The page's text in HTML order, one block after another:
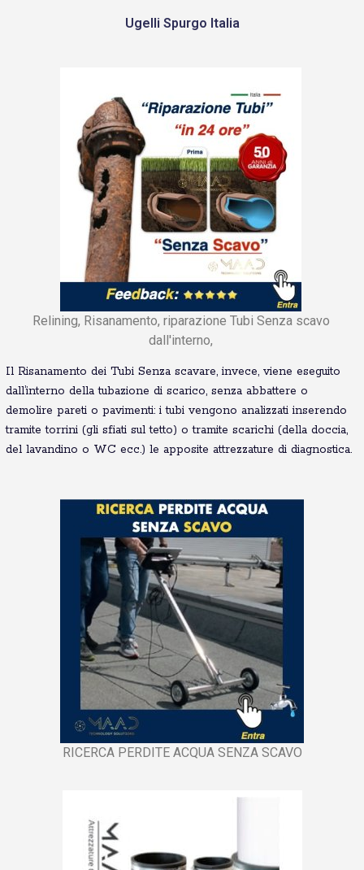
Ugelli Spurgo Italia
Relining, Risanamento, riparazione Tubi Senza scavo
dall'interno,
Il Risanamento dei Tubi Senza scavare, invece, viene eseguito
dall’interno della tubazione di scarico, senza abbattere o
demolire pareti o pavimenti: i tubi vengono analizzati inserendo
tramite torrini (gli sfiati sul tetto) o tramite scarichi (della doccia,
del lavandino o WC ecc.) le apposite attrezzature di diagnostica.
RICERCA PERDITE ACQUA SENZA SCAVO